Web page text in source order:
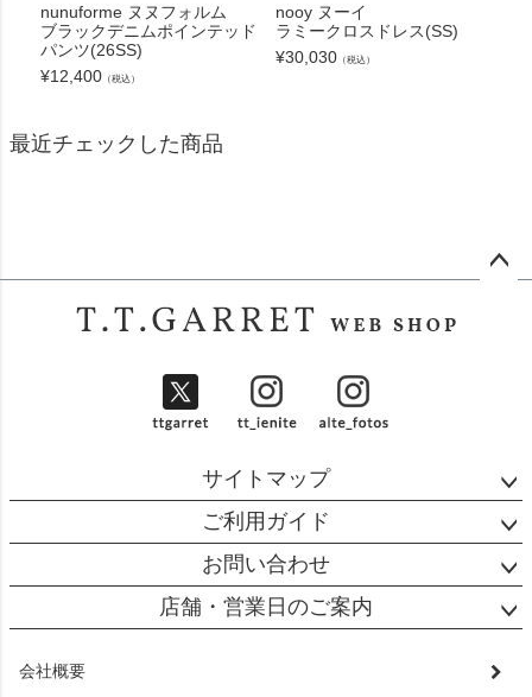
nunuforme ヌヌフォルム
ブラックデニムポインテッド
パンツ(26SS)
¥12,400（税込）
nooy ヌーイ
ラミークロスドレス(SS)
¥30,030 （税込）
最近チェックした商品
サイトマップ
ご利用ガイド
お問い合わせ
店舗・営業日のご案内
会社概要